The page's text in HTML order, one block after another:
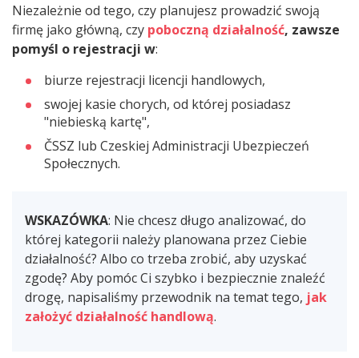
Niezależnie od tego, czy planujesz prowadzić swoją
firmę jako główną, czy poboczną działalność, zawsze
pomyśl o rejestracji w:
biurze rejestracji licencji handlowych,
swojej kasie chorych, od której posiadasz
"niebieską kartę",
ČSSZ lub Czeskiej Administracji Ubezpieczeń
Społecznych.
WSKAZÓWKA: Nie chcesz długo analizować, do
której kategorii należy planowana przez Ciebie
działalność? Albo co trzeba zrobić, aby uzyskać
zgodę? Aby pomóc Ci szybko i bezpiecznie znaleźć
drogę, napisaliśmy przewodnik na temat tego, jak
założyć działalność handlową.